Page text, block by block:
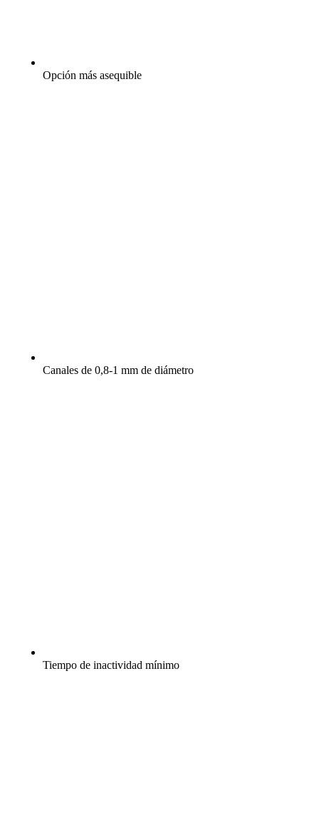
Opción más asequible
Canales de 0,8-1 mm de diámetro
Tiempo de inactividad mínimo